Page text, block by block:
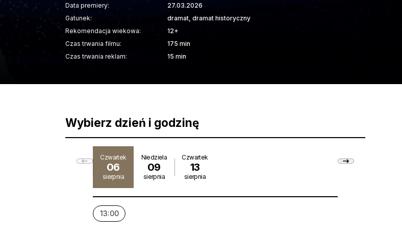
Data premiery:
27.03.2026
Gatunek:
dramat, dramat historyczny
Rekomendacja wiekowa:
12+
Czas trwania filmu:
175 min
Czas trwania reklam:
15 min
Wybierz dzień i godzinę
Czwartek
06
sierpnia
Niedziela
09
sierpnia
Czwartek
13
sierpnia
13:00